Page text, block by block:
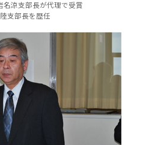
涼支部長が代理で受賞
支部長を歴任